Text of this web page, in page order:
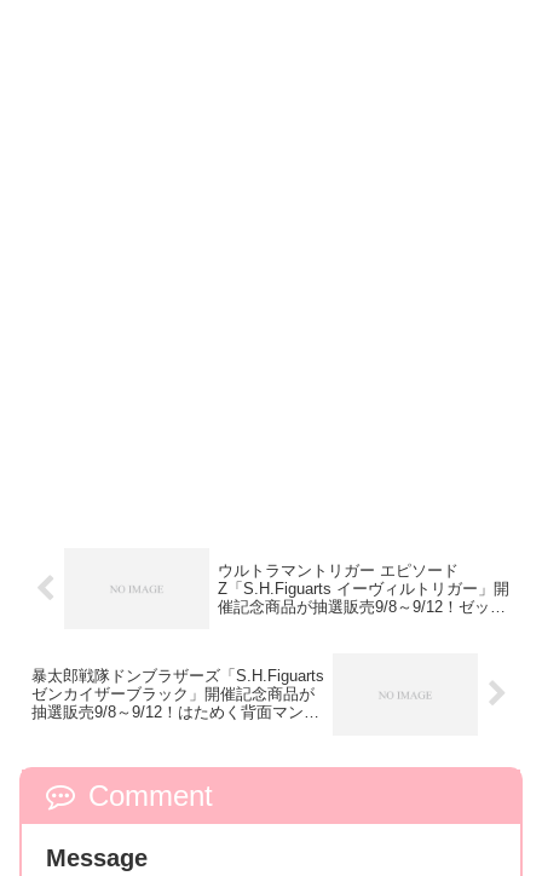
ウルトラマントリガー エピソード
Z「S.H.Figuarts イーヴィルトリガー」開
催記念商品が抽選販売9/8～9/12！ゼット
暴太郎戦隊ドンブラザーズ「S.H.Figuarts
ゼンカイザーブラック」開催記念商品が
抽選販売9/8～9/12！はためく背面マント
Comment
Message